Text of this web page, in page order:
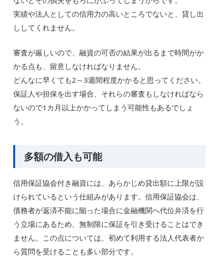
実績や法人としての信用力の高いところでないと、貸し出
ししてくれません。
審査が厳しいので、融資の可否の結果が出るまで時間がか
かる点も、留意しなければなりません。
どんなに早くても2～3週間程度かかると思ってください。
保証人や担保を出す場合、それらの審査もしなければなら
ないので1カ月以上かかってしまう可能性もあるでしょ
う。
多額の借入も可能
信用保証協会付き融資には、あらかじめ貸出額に上限が設
けられているという仕組みがあります。信用保証協会は、
債務者が返済不能に陥った場合に金融機関へ代位弁済を行
う立場にあるため、無制限に保証を引き受けることはでき
ません。この点については、初めて利用する法人代表者か
ら質問を受けることも多い部分です。